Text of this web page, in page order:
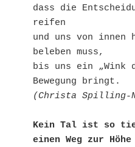
dass die
reifen
und uns von innen
beleben muss,
bis uns ein „Wink
(Christa Spilling-
Kein Tal ist so
einen Weg zur Höhe